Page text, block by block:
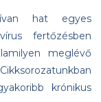
hat egyes
fertőzésben
meglévő
krónikus